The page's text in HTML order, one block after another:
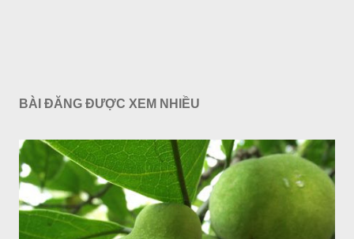
BÀI ĐĂNG ĐƯỢC XEM NHIỀU